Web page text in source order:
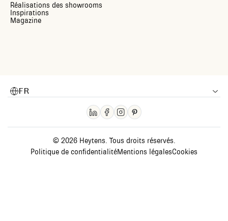
Réalisations des showrooms
Inspirations
Magazine
FR
© 2026 Heytens. Tous droits réservés.
Politique de confidentialitéMentions légalesCookies